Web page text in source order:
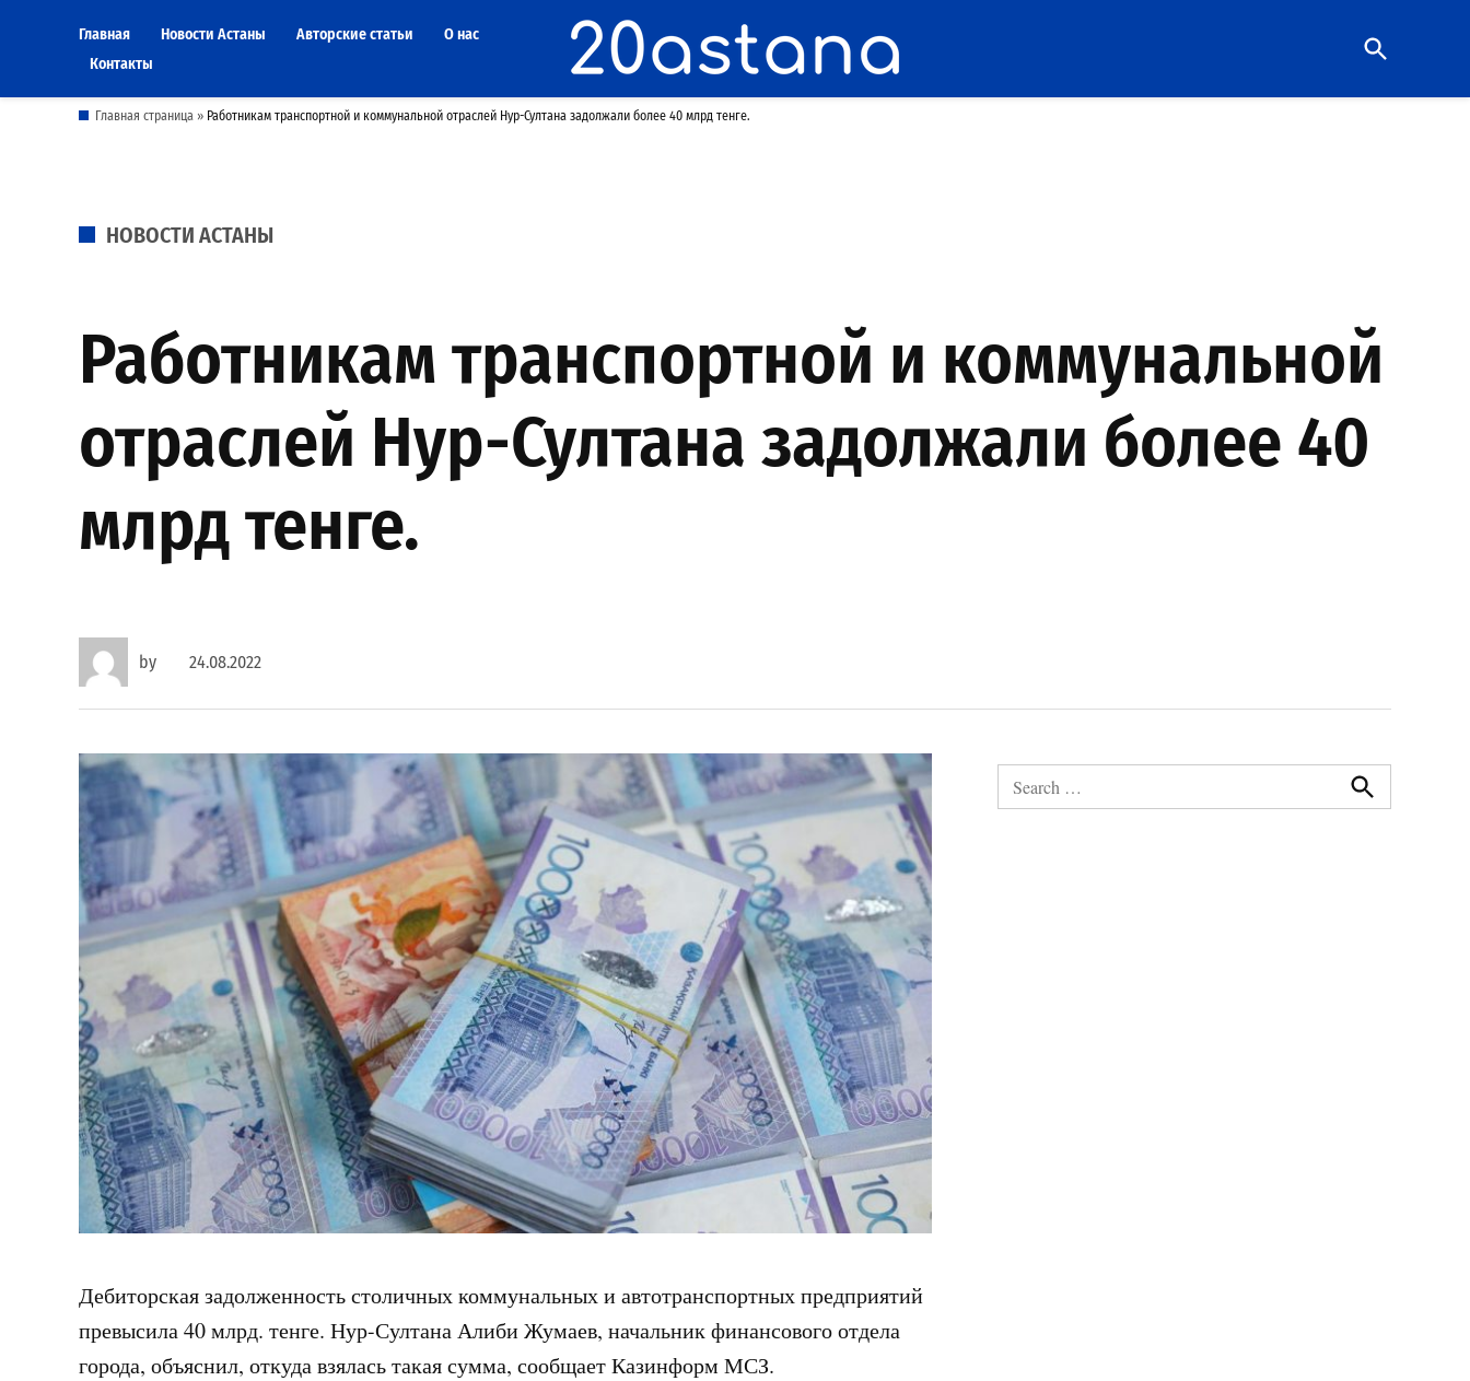
Главная Новости Астаны Авторские статьи
О нас
Контакты
Open
Search
Главная страница » Работникам транспортной и коммунальной отраслей Нур-Султана задолжали более 40 млрд тенге.
POSTED
НОВОСТИ АСТАНЫ
Работникам транспортной и коммунальной
отраслей Нур-Султана задолжали более 40
млрд тенге.
by 24.08.2022
Дебиторская задолженность столичных коммунальных и автотранспортных предприятий
превысила 40 млрд. тенге. Нур-Султана Алиби Жумаев, начальник финансового отдела
города, объяснил, откуда взялась такая сумма, сообщает Казинформ МСЗ.
Search
for:
Search